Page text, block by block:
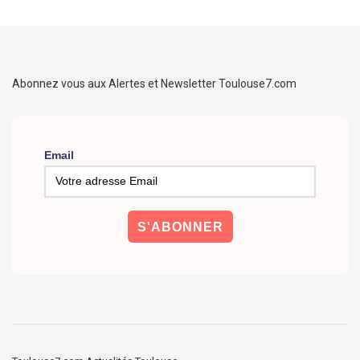
Abonnez vous aux Alertes et Newsletter Toulouse7.com
Email